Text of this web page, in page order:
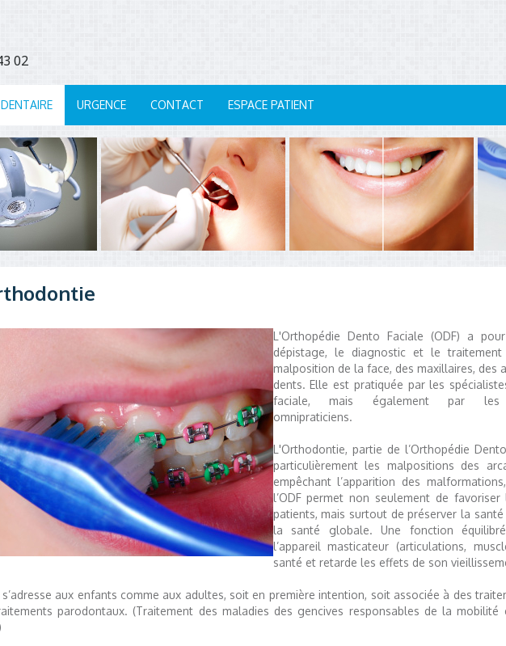
43 02
URGENCE CONTACT ESPACE PATIENT
L'Orthopédie Dento Faciale (ODF) a
dépistage, le diagnostic et le
malposition de la face, des maxillaires, des
dents. Elle est pratiquée par les
faciale, mais également par les
omnipraticiens.
L'Orthodontie, partie de l’Orthopédie
particulièrement les malpositions des
empêchant l’apparition des
l’ODF permet non seulement de
patients, mais surtout de préserver la
la santé globale. Une fonction
l’appareil masticateur (articulations,
santé et retarde les effets de son
s’adresse aux enfants comme aux adultes, soit en première intention, soit associée à des
parodontaux. (Traitement des maladies des gencives responsables de la mobilité